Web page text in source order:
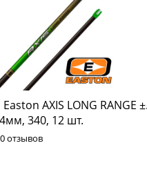
AXIS LONG RANGE
340, 12 шт.
0 отзывов